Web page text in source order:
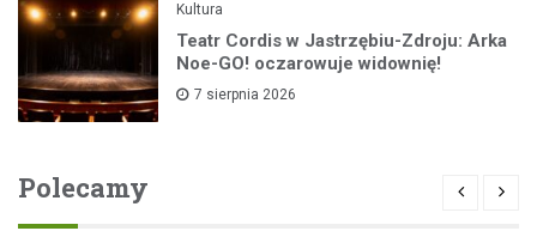
Kultura
Teatr Cordis w Jastrzębiu-Zdroju: Arka
Noe-GO! oczarowuje widownię!
7 sierpnia 2026
Polecamy